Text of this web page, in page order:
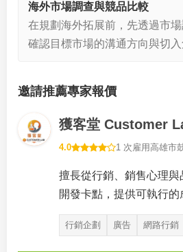
海外市場調查與競品比較
在規劃海外拓展前，先透過市場
確認目標市場的溝通方向與切入
邀請推薦專家報價
獲客堂 Customer
4.0 1 次雇用高雄市
擅長從行銷、銷售心理
開發卡點，提供可執行的
行銷企劃 廣告 網路行銷